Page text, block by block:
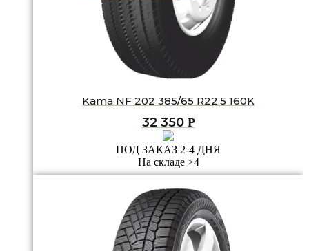
Kama NF 202 385/65 R22.5 160K
32 350 Р
ПОД ЗАКАЗ 2-4 ДНЯ
На складе >4